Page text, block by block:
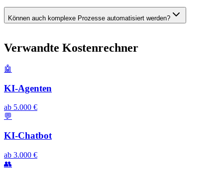
Können auch komplexe Prozesse automatisiert werden?
Verwandte Kostenrechner
🤖
KI-Agenten
ab 5.000 €
💬
KI-Chatbot
ab 3.000 €
👥